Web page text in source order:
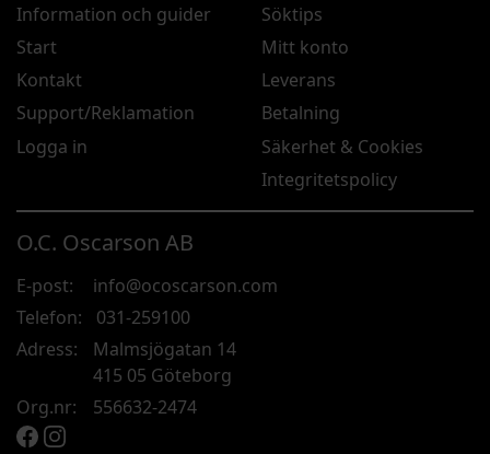
O.C. Oscarson AB
E-post:
info@ocoscarson.com
Telefon:
031-259100
Adress:
Malmsjögatan 14
415 05 Göteborg
Org.nr:
556632-2474
Information och guider
Start
Kontakt
Support/Reklamation
Logga in
Söktips
Mitt konto
Leverans
Betalning
Säkerhet & Cookies
Integritetspolicy